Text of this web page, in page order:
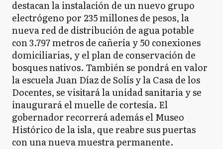
destacan la instalación de un nuevo grupo
electrógeno por 235 millones de pesos, la
nueva red de distribución de agua potable
con 3.797 metros de cañería y 50 conexiones
domiciliarias, y el plan de conservación de
bosques nativos. También se pondrá en valor
la escuela Juan Díaz de Solís y la Casa de los
Docentes, se visitará la unidad sanitaria y se
inaugurará el muelle de cortesía. El
gobernador recorrerá además el Museo
Histórico de la isla, que reabre sus puertas
con una nueva muestra permanente.